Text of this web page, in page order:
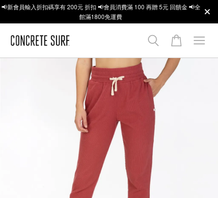
📢新會員輸入折扣碼享有 200元 折扣 📢會員消費滿 100 再贈 5元 回饋金 📢全
館滿1800免運費